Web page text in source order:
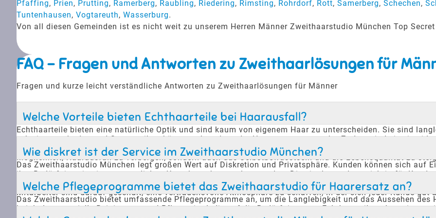
Pfaffing, Prien, Prutting, Ramerberg, Raubling, Riedering, Rimsting, Rohrdorf, Rott, Samerberg, Schechen,
Tuntenhausen, Vogtareuth, Wasserburg.
Von all diesen Gemeinden ist es nicht weit zu unserem Herren Männer Zweithaarstudio München Top
FAQ - Fragen und Antworten zu Zweithaarlösungen für
Fragen und kurze leicht verständliche Antworten zu Zweithaarlösungen für Männer
Welche Vorteile bieten Echthaarteile bei Haarausfall?
Echthaarteile bieten eine natürliche Optik und sind kaum von eigenem Haar zu unterscheiden. Sie sind
schwimmen, baden und Sport treiben können, ohne dass der Haarersatz verrutscht. Zudem sind sie eine
vermeiden möchten. Echthaarteile können individuell angepasst werden, um den persönlichen Stil und die
Möglichkeit, Haarausfall zu verbergen, sondern auch das Selbstbewusstsein und die Lebensqualität zu
Wie diskret ist der Service im Zweithaarstudio München?
Das Zweithaarstudio München legt großen Wert auf Diskretion und Privatsphäre. Kunden können sich auf
ihre Bedürfnisse in einer vertraulichen Umgebung besprochen werden. Dies ist besonders wichtig für
Heimatort bekannt wird. Die diskrete Beratung ermöglicht es den Kunden, sich wohlzufühlen und offen über
Mitarbeiter sind darauf geschult, eine vertrauensvolle Atmosphäre zu schaffen, in der sich jeder Kunde gut
Welche Pflegeprogramme bietet das Zweithaarstudio für Haarersatz an?
Das Zweithaarstudio bietet umfassende Pflegeprogramme an, um die Langlebigkeit und das Aussehen des
beinhalten spezielle Reinigungs- und Pflegemittel, die auf die Bedürfnisse von Echthaarteilen abgestimmt